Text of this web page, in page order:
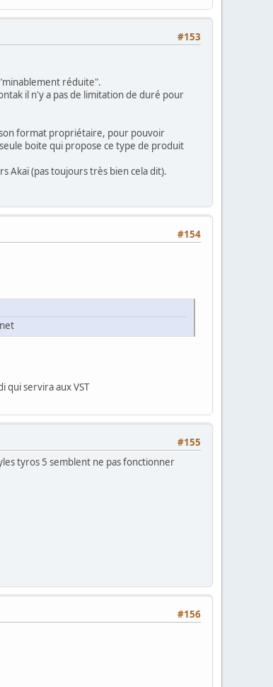
#153
réduite".
il n'y a pas de limitation de duré pour
format propriétaire, pour pouvoir
boite qui propose ce type de produit
Akaï (pas toujours très bien cela dit).
#154
qui servira aux VST
#155
tyros 5 semblent ne pas fonctionner
#156